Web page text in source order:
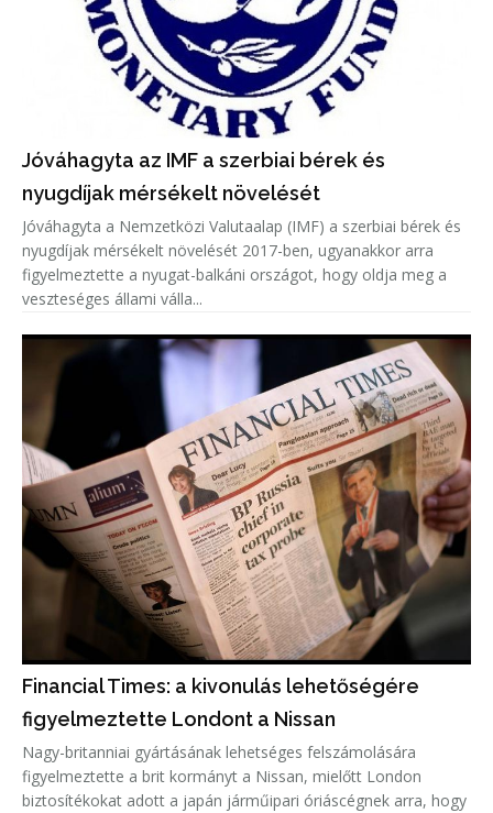
Jóváhagyta az IMF a szerbiai bérek és
nyugdíjak mérsékelt növelését
Jóváhagyta a Nemzetközi Valutaalap (IMF) a szerbiai bérek és
nyugdíjak mérsékelt növelését 2017-ben, ugyanakkor arra
figyelmeztette a nyugat-balkáni országot, hogy oldja meg a
veszteséges állami válla...
Financial Times: a kivonulás lehetőségére
figyelmeztette Londont a Nissan
Nagy-britanniai gyártásának lehetséges felszámolására
figyelmeztette a brit kormányt a Nissan, mielőtt London
biztosítékokat adott a japán járműipari óriáscégnek arra, hogy